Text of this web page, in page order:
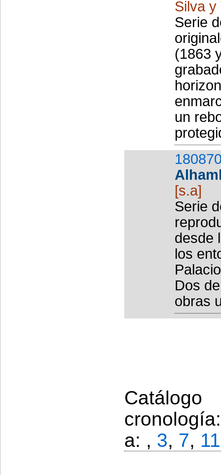
Silva y
Serie
(1863
un
[s.a]
Serie
desde
los
Dos
obras
a: , 3, 7, 11